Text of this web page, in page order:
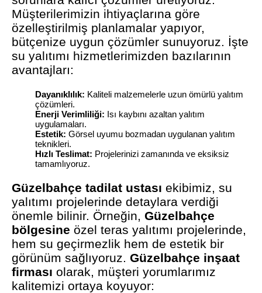
Müşterilerimizin ihtiyaçlarına göre
özelleştirilmiş planlamalar yapıyor,
bütçenize uygun çözümler sunuyoruz. İşte
su yalıtımı hizmetlerimizden bazılarının
avantajları:
Dayanıklılık: Kaliteli malzemelerle uzun ömürlü yalıtım
çözümleri.
Enerji Verimliliği: Isı kaybını azaltan yalıtım
uygulamaları.
Estetik: Görsel uyumu bozmadan uygulanan yalıtım
teknikleri.
Hızlı Teslimat: Projelerinizi zamanında ve eksiksiz
tamamlıyoruz.
Güzelbahçe tadilat ustası ekibimiz, su
yalıtımı projelerinde detaylara verdiği
önemle bilinir. Örneğin,Güzelbahçe
bölgesine özel teras yalıtımı projelerinde,
hem su geçirmezlik hem de estetik bir
görünüm sağlıyoruz.Güzelbahçe inşaat
firması olarak, müşteri yorumlarımız
kalitemizi ortaya koyuyor: